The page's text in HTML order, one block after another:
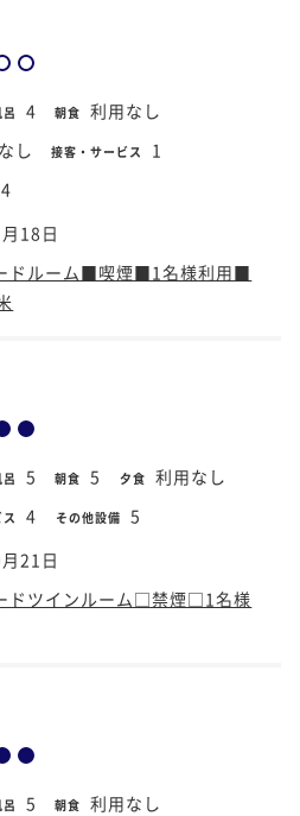
呂 4 朝食 利用なし
し 接客・サービス 1
4
18日
ドルーム■喫煙■1名様利用■
呂 5 朝食 5 夕食 利用なし
4 その他設備 5
21日
ドツインルーム□禁煙□1名様
呂 5 朝食 利用なし